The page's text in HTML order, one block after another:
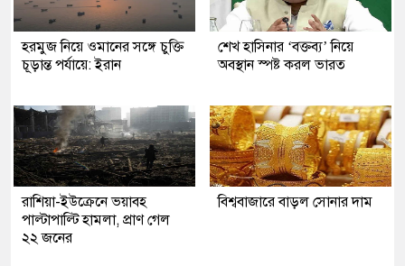
হরমুজ নিয়ে ওমানের সঙ্গে চুক্তি
চূড়ান্ত পর্যায়ে: ইরান
শেখ হাসিনার ‘বক্তব্য’ নিয়ে
অবস্থান স্পষ্ট করল ভারত
রাশিয়া-ইউক্রেনে ভয়াবহ
পাল্টাপাল্টি হামলা, প্রাণ গেল
২২ জনের
বিশ্ববাজারে বাড়ল সোনার দাম